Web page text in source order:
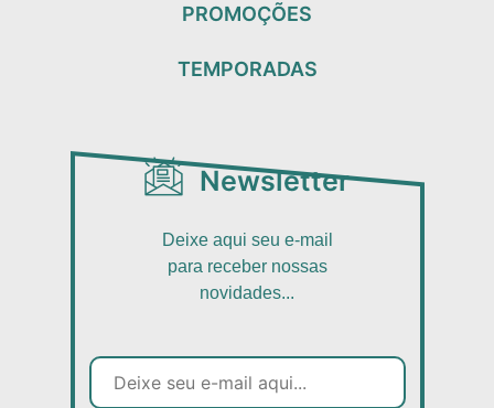
PROMOÇÕES
TEMPORADAS
Newsletter
Deixe aqui seu e-mail
para receber nossas
novidades...